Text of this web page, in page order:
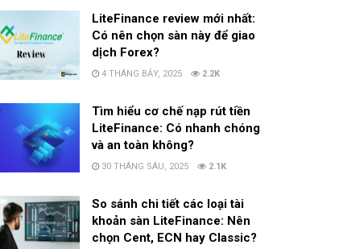
LiteFinance review mới nhất:
Có nên chọn sàn này để giao
dịch Forex?
4 THÁNG BẢY, 2025 2.2K
Tìm hiểu cơ chế nạp rút tiền
LiteFinance: Có nhanh chóng
và an toàn không?
30 THÁNG SÁU, 2025 2.1K
So sánh chi tiết các loại tài
khoản sàn LiteFinance: Nên
chọn Cent, ECN hay Classic?